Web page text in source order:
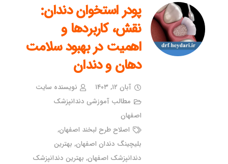
پودر استخوان دندان:
نقش، کاربردها و
اهمیت در بهبود سلامت
دهان و دندان
آبان ۱۲, ۱۴۰۳
نویسنده سایت
مطالب آموزشی دندانپزشک
اصفهان
اصلاح طرح لبخند اصفهان,
بلیچینگ دندان اصفهان, بهترین
دندانپزشک اصفهان, بهترین دندانپزشک